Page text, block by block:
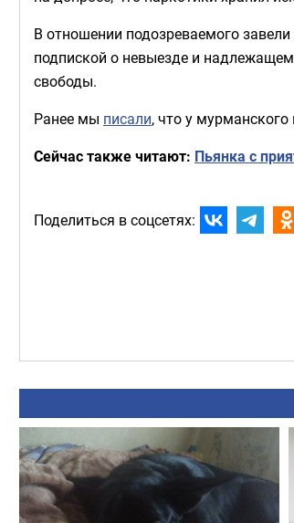
В отношении подозреваемого
подпиской о невыезде и
свободы.
Ранее мы писали, что у
Сейчас также читают: Пьянка с
Поделиться в соцсетях: